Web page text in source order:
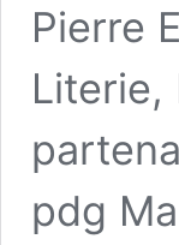
Pierre
Literie,
pdg